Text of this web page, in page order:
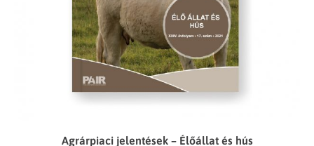
Agrárpiaci jelentések – Élőállat és hús